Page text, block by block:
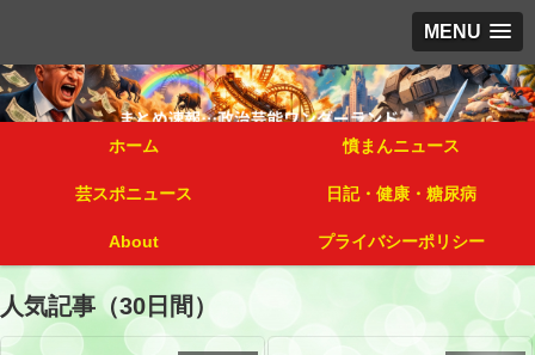
MENU
ホーム 憤まんニュース
芸スポニュース 日記・健康・糖尿病
About プライバシーポリシー
人気記事（30日間）